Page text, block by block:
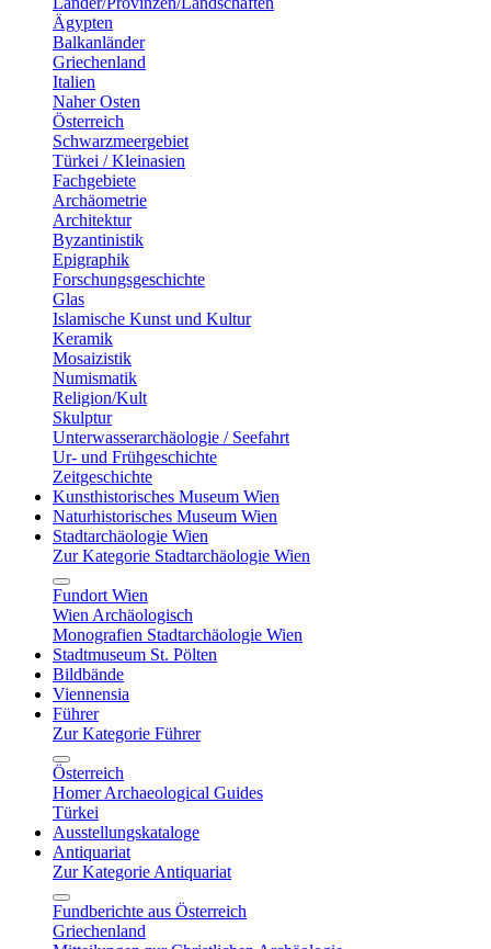
Ägypten
Balkanländer
Griechenland
Italien
Naher Osten
Österreich
Schwarzmeergebiet
Türkei / Kleinasien
Fachgebiete
Archäometrie
Architektur
Byzantinistik
Epigraphik
Forschungsgeschichte
Glas
Islamische Kunst und Kultur
Keramik
Mosaizistik
Numismatik
Religion/Kult
Skulptur
Unterwasserarchäologie / Seefahrt
Ur- und Frühgeschichte
Zeitgeschichte
Kunsthistorisches Museum Wien
Naturhistorisches Museum Wien
Stadtarchäologie Wien
Zur Kategorie Stadtarchäologie Wien
Fundort Wien
Wien Archäologisch
Monografien Stadtarchäologie Wien
Stadtmuseum St. Pölten
Bildbände
Viennensia
Führer
Zur Kategorie Führer
Österreich
Homer Archaeological Guides
Türkei
Ausstellungskataloge
Antiquariat
Zur Kategorie Antiquariat
Fundberichte aus Österreich
Griechenland